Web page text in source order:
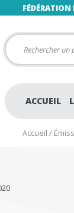
ACCUEIL
Accueil /